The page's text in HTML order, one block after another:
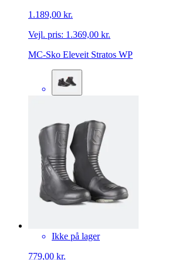
1.189,00 kr.
Vejl. pris: 1.369,00 kr.
MC-Sko Eleveit Stratos WP
Ikke på lager
779,00 kr.